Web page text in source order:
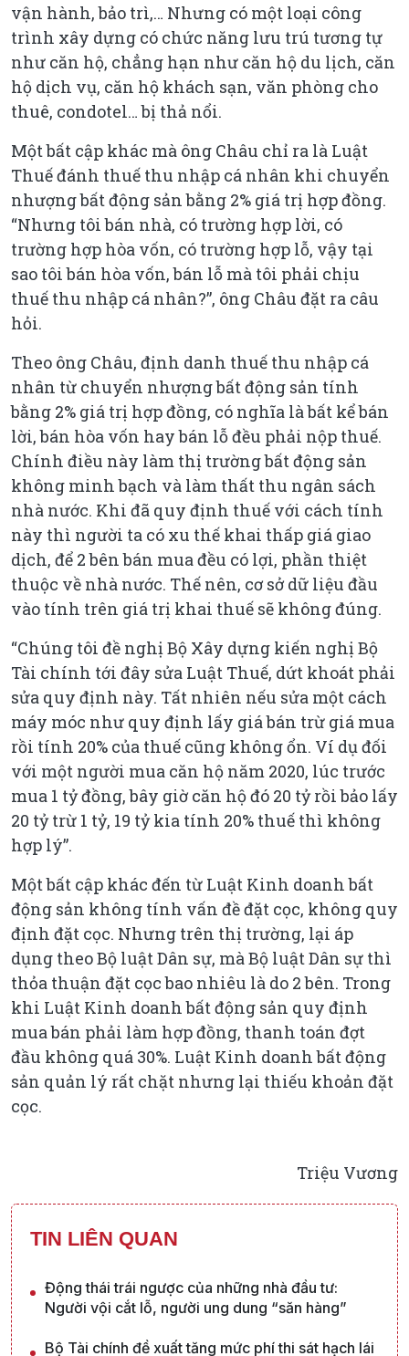
vận hành, bảo trì,… Nhưng có một loại công
trình xây dựng có chức năng lưu trú tương tự
như căn hộ, chẳng hạn như căn hộ du lịch, căn
hộ dịch vụ, căn hộ khách sạn, văn phòng cho
thuê, condotel… bị thả nổi.
Một bất cập khác mà ông Châu chỉ ra là Luật
Thuế đánh thuế thu nhập cá nhân khi chuyển
nhượng bất động sản bằng 2% giá trị hợp đồng.
“Nhưng tôi bán nhà, có trường hợp lời, có
trường hợp hòa vốn, có trường hợp lỗ, vậy tại
sao tôi bán hòa vốn, bán lỗ mà tôi phải chịu
thuế thu nhập cá nhân?”, ông Châu đặt ra câu
hỏi.
Theo ông Châu, định danh thuế thu nhập cá
nhân từ chuyển nhượng bất động sản tính
bằng 2% giá trị hợp đồng, có nghĩa là bất kể bán
lời, bán hòa vốn hay bán lỗ đều phải nộp thuế.
Chính điều này làm thị trường bất động sản
không minh bạch và làm thất thu ngân sách
nhà nước. Khi đã quy định thuế với cách tính
này thì người ta có xu thế khai thấp giá giao
dịch, để 2 bên bán mua đều có lợi, phần thiệt
thuộc về nhà nước. Thế nên, cơ sở dữ liệu đầu
vào tính trên giá trị khai thuế sẽ không đúng.
“Chúng tôi đề nghị Bộ Xây dựng kiến nghị Bộ
Tài chính tới đây sửa Luật Thuế, dứt khoát phải
sửa quy định này. Tất nhiên nếu sửa một cách
máy móc như quy định lấy giá bán trừ giá mua
rồi tính 20% của thuế cũng không ổn. Ví dụ đối
với một người mua căn hộ năm 2020, lúc trước
mua 1 tỷ đồng, bây giờ căn hộ đó 20 tỷ rồi bảo lấy
20 tỷ trừ 1 tỷ, 19 tỷ kia tính 20% thuế thì không
hợp lý”.
Một bất cập khác đến từ Luật Kinh doanh bất
động sản không tính vấn đề đặt cọc, không quy
định đặt cọc. Nhưng trên thị trường, lại áp
dụng theo Bộ luật Dân sự, mà Bộ luật Dân sự thì
thỏa thuận đặt cọc bao nhiêu là do 2 bên. Trong
khi Luật Kinh doanh bất động sản quy định
mua bán phải làm hợp đồng, thanh toán đợt
đầu không quá 30%. Luật Kinh doanh bất động
sản quản lý rất chặt nhưng lại thiếu khoản đặt
cọc.
Triệu Vương
TIN LIÊN QUAN
Động thái trái ngược của những nhà đầu tư:
Người vội cắt lỗ, người ung dung “săn hàng”
Bộ Tài chính đề xuất tăng mức phí thi sát hạch lái